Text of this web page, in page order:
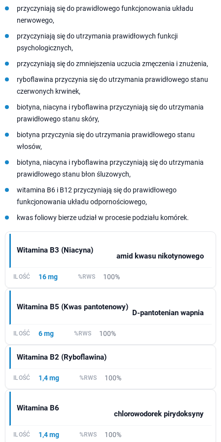
przyczyniają się do prawidłowego funkcjonowania układu
nerwowego,
przyczyniają się do utrzymania prawidłowych funkcji
psychologicznych,
przyczyniają się do zmniejszenia uczucia zmęczenia i znużenia,
ryboflawina przyczynia się do utrzymania prawidłowego stanu
czerwonych krwinek,
biotyna, niacyna i ryboflawina przyczyniają się do utrzymania
prawidłowego stanu skóry,
biotyna przyczynia się do utrzymania prawidłowego stanu
włosów,
biotyna, niacyna i ryboflawina przyczyniają się do utrzymania
prawidłowego stanu błon śluzowych,
witamina B6 i B12 przyczyniają się do prawidłowego
funkcjonowania układu odpornościowego,
kwas foliowy bierze udział w procesie podziału komórek.
Witamina B3 (Niacyna)
amid kwasu nikotynowego
16 mg 100%
Witamina B5 (Kwas pantotenowy)
D-pantotenian wapnia
6 mg 100%
Witamina B2 (Ryboflawina)
1,4 mg 100%
Witamina B6
chlorowodorek pirydoksyny
1,4 mg 100%